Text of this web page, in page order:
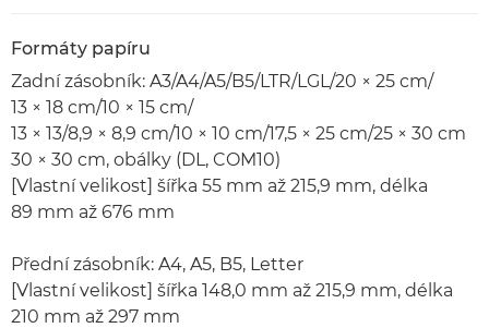
Formáty papíru
Zadní zásobník: A3/A4/A5/B5/LTR/LGL/20 × 25 cm/
13 × 18 cm/10 × 15 cm/
13 × 13/8,9 × 8,9 cm/10 × 10 cm/17,5 × 25 cm/25 × 30 cm
30 × 30 cm, obálky (DL, COM10)
[Vlastní velikost] šířka 55 mm až 215,9 mm, délka
89 mm až 676 mm
Přední zásobník: A4, A5, B5, Letter
[Vlastní velikost] šířka 148,0 mm až 215,9 mm, délka
210 mm až 297 mm